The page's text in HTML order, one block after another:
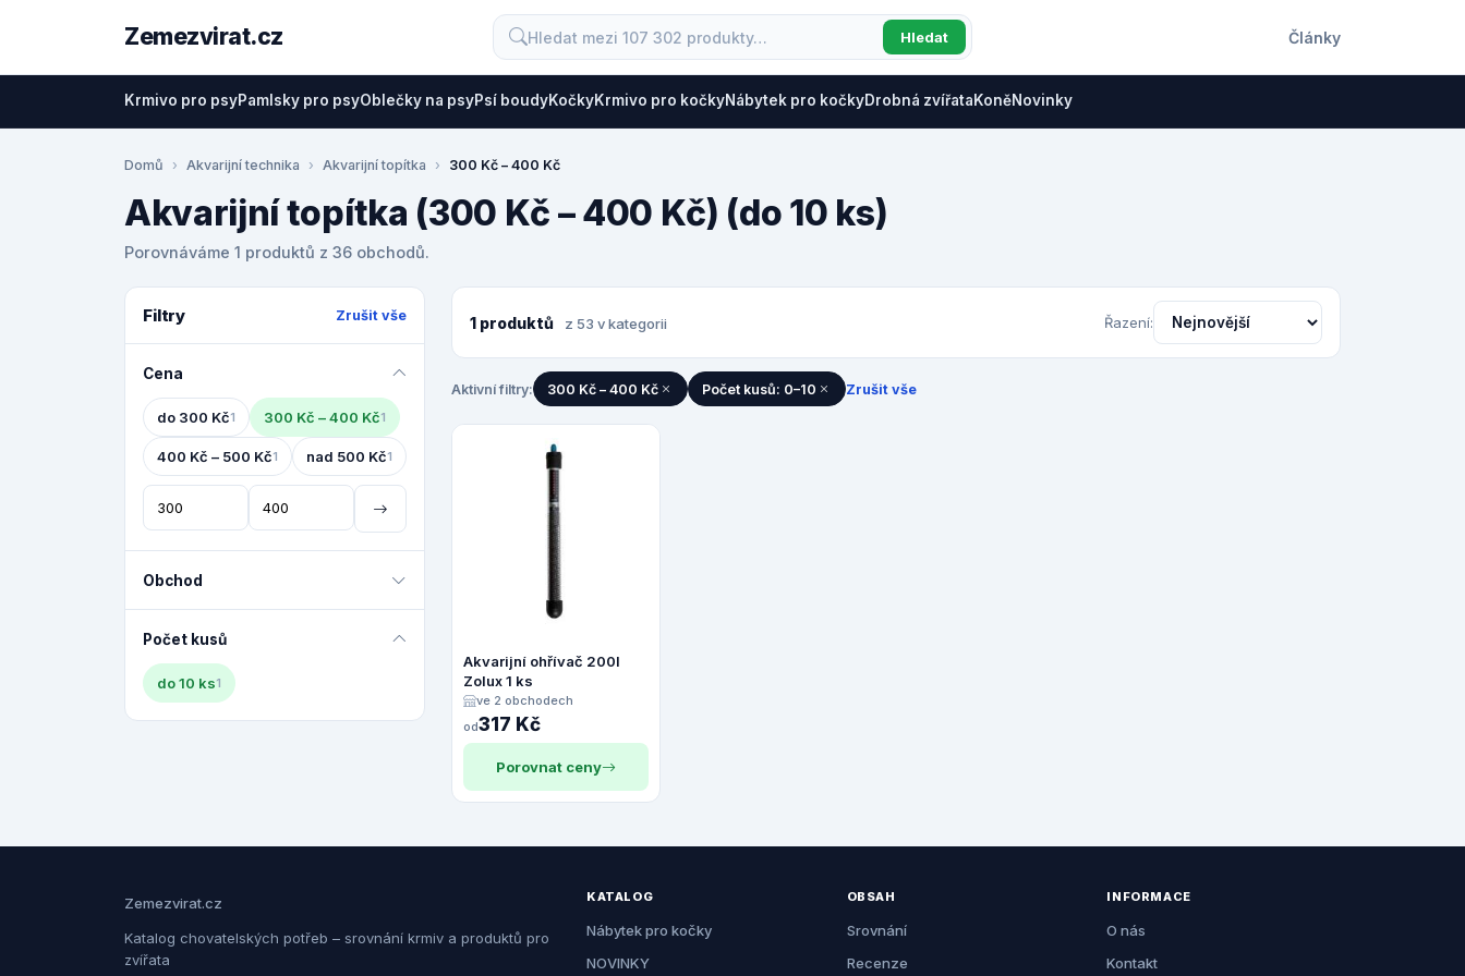
Zemezvirat.cz Hledat Články
Krmivo pro psyPamlsky pro psyOblečky na psyPsí boudyKočkyKrmivo pro kočkyNábytek pro kočkyDrobná zvířataKoněNovinky
Domů Akvarijní technika Akvarijní topítka 300 Kč – 400 Kč
Akvarijní topítka (300 Kč – 400 Kč) (do 10 ks)
Porovnáváme 1 produktů z 36 obchodů.
Filtry Zrušit vše
Cena
do 300 Kč1 300 Kč – 400 Kč1
400 Kč – 500 Kč1 nad 500 Kč1
Obchod
Počet kusů
do 10 ks1
1 produktů z 53 v kategorii Řazení:
Aktivní filtry: 300 Kč – 400 Kč Počet kusů: 0–10 Zrušit vše
Akvarijní ohřívač 200l
Zolux 1 ks
ve 2 obchodech
od317 Kč
Porovnat ceny
Zemezvirat.cz
Katalog chovatelských potřeb – srovnání krmiv a produktů pro
zvířata
KATALOG
Nábytek pro kočky
NOVINKY
OBSAH
Srovnání
Recenze
INFORMACE
O nás
Kontakt